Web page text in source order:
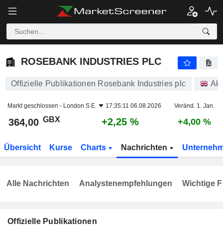
ROSEBANK INDUSTRIES PLC
Offizielle Publikationen Rosebank Industries plc
Markt geschlossen - London S.E. 17:35:11 06.08.2026 Veränd. 1. Jan.
364,00 GBX +2,25 % +4,00 %
Übersicht Kurse Charts Nachrichten
Offizielle Publikationen
Alle Nachrichten Analystenempfehlungen Wichtige